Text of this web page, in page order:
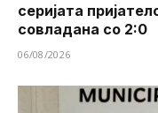
серијата
совладана со 2:0
06/08/2026